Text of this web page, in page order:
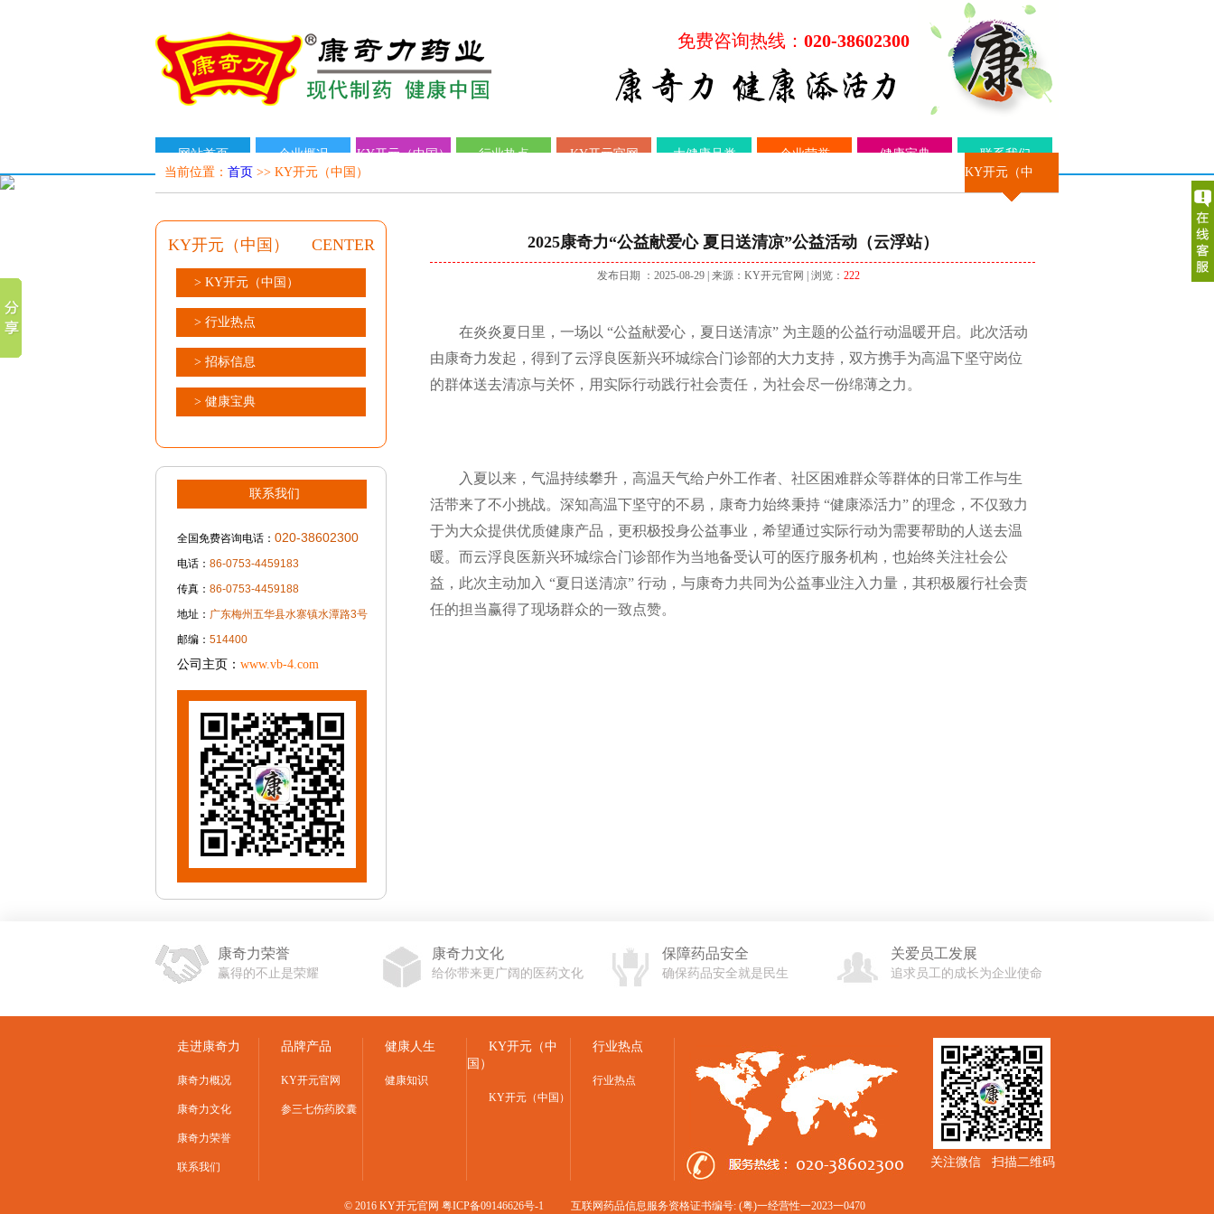
免费咨询热线： 020-38602300
网站首页 企业概况 KY开元（中国） 行业热点 KY开元官网 大健康品类 企业荣誉 健康宝典
联系我们
当前位置： 首页 >> KY开元（中国） KY开元（中
KY开元（中国） CENTER
> KY开元（中国）
> 行业热点
> 招标信息
> 健康宝典
联系我们
全国免费咨询电话： 020-38602300
电话： 86-0753-4459183
传真： 86-0753-4459188
地址： 广东梅州五华县水寨镇水潭路3号
邮编： 514400
公司主页： www.vb-4.com
2025康奇力“公益献爱心 夏日送清凉”公益活动（云浮站）
发布日期 ：2025-08-29| 来源：KY开元官网 | 浏览： 222
在炎炎夏日里，一场以 “公益献爱心，夏日送清凉” 为主题的公益行动温暖开启。此次活动
由康奇力发起，得到了云浮良医新兴环城综合门诊部的大力支持，双方携手为高温下坚守岗位
的群体送去清凉与关怀，用实际行动践行社会责任，为社会尽一份绵薄之力。​
入夏以来，气温持续攀升，高温天气给户外工作者、社区困难群众等群体的日常工作与生
活带来了不小挑战。深知高温下坚守的不易，康奇力始终秉持 “健康添活力” 的理念，不仅致力
于为大众提供优质健康产品，更积极投身公益事业，希望通过实际行动为需要帮助的人送去温
暖。而云浮良医新兴环城综合门诊部作为当地备受认可的医疗服务机构，也始终关注社会公
益，此次主动加入 “夏日送清凉” 行动，与康奇力共同为公益事业注入力量，其积极履行社会责
任的担当赢得了现场群众的一致点赞。
康奇力荣誉
赢得的不止是荣耀
康奇力文化
给你带来更广阔的医药文化
保障药品安全
确保药品安全就是民生
关爱员工发展
追求员工的成长为企业使命
走进康奇力
康奇力概况
康奇力文化
康奇力荣誉
联系我们
品牌产品
KY开元官网
参三七伤药胶囊
健康人生
健康知识
KY开元（中
国）
KY开元（中国）
行业热点
行业热点
关注微信 扫描二维码
© 2016 KY开元官网 粤ICP备09146626号-1 互联网药品信息服务资格证书编号: (粤)一经营性一2023一0470